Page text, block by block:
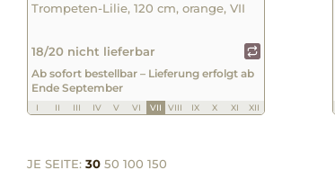
Trompeten-Lilie, 120 cm, orange, VII
18/20 nicht lieferbar
Ab sofort bestellbar – Lieferung erfolgt ab
Ende September
I II III IV V VI VII VIII IX X XI XII
JE SEITE: 30 50 100 150